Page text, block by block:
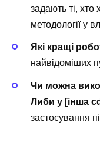
задають ті,
методології у
Які кращі
найвідоміших
Чи можна
Либи у [інша
застосування